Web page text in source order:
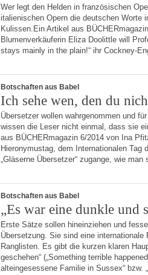
Wer legt den Helden in französischen
italienischen Opern die deutschen Worte
Kulissen.Ein Artikel aus
Blumenverkäuferin Eliza Doolittle will
stays mainly in the plain!“ ihr Cockney-
Botschaften aus Babel
Ich sehe wen, den du
Übersetzer wollen wahrgenommen und
wissen die Leser nicht einmal, dass sie
aus BÜCHERmagazin 6/2014 von Ina
Hieronymustag, dem Internationalen Tag
„Gläserne Übersetzer“ zugange, wie
Botschaften aus Babel
„Es war eine dunkle und
Erste Sätze sollen hineinziehen und
Übersetzung. Sie sind eine
Ranglisten. Es gibt die kurzen klaren
geschehen“ („Something terrible
alteingesessene Familie in Sussex“